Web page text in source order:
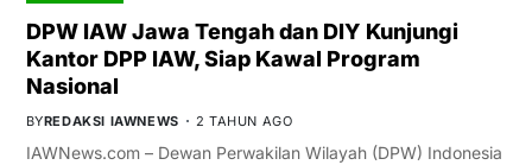
DPW IAW Jawa Tengah dan DIY Kunjungi
Kantor DPP IAW, Siap Kawal Program
Nasional
BYREDAKSI IAWNEWS 2 TAHUN AGO
IAWNews.com – Dewan Perwakilan Wilayah (DPW) Indonesia